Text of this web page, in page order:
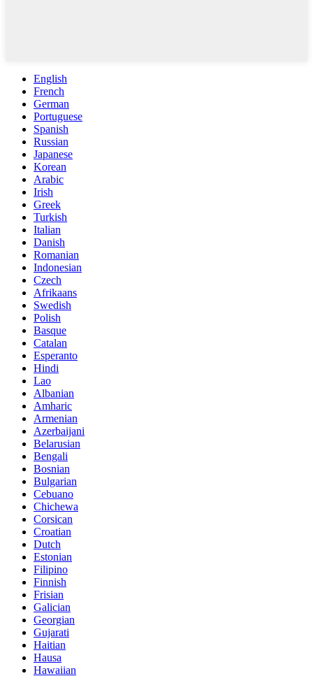
English
French
German
Portuguese
Spanish
Russian
Japanese
Korean
Arabic
Irish
Greek
Turkish
Italian
Danish
Romanian
Indonesian
Czech
Afrikaans
Swedish
Polish
Basque
Catalan
Esperanto
Hindi
Lao
Albanian
Amharic
Armenian
Azerbaijani
Belarusian
Bengali
Bosnian
Bulgarian
Cebuano
Chichewa
Corsican
Croatian
Dutch
Estonian
Filipino
Finnish
Frisian
Galician
Georgian
Gujarati
Haitian
Hausa
Hawaiian